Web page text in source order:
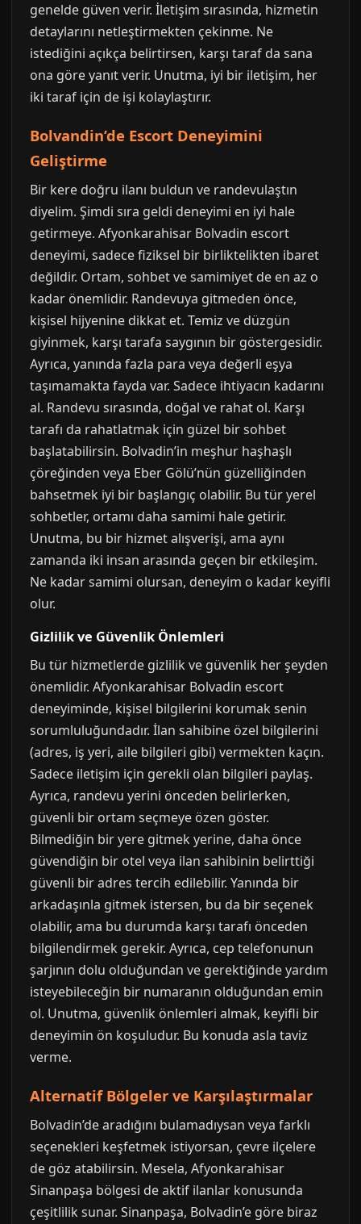
genelde güven verir. İletişim sırasında, hizmetin
detaylarını netleştirmekten çekinme. Ne
istediğini açıkça belirtirsen, karşı taraf da sana
ona göre yanıt verir. Unutma, iyi bir iletişim, her
iki taraf için de işi kolaylaştırır.
Bolvandin’de Escort Deneyimini
Geliştirme
Bir kere doğru ilanı buldun ve randevulaştın
diyelim. Şimdi sıra geldi deneyimi en iyi hale
getirmeye. Afyonkarahisar Bolvadin escort
deneyimi, sadece fiziksel bir birliktelikten ibaret
değildir. Ortam, sohbet ve samimiyet de en az o
kadar önemlidir. Randevuya gitmeden önce,
kişisel hijyenine dikkat et. Temiz ve düzgün
giyinmek, karşı tarafa saygının bir göstergesidir.
Ayrıca, yanında fazla para veya değerli eşya
taşımamakta fayda var. Sadece ihtiyacın kadarını
al. Randevu sırasında, doğal ve rahat ol. Karşı
tarafı da rahatlatmak için güzel bir sohbet
başlatabilirsin. Bolvadin’in meşhur haşhaşlı
çöreğinden veya Eber Gölü’nün güzelliğinden
bahsetmek iyi bir başlangıç olabilir. Bu tür yerel
sohbetler, ortamı daha samimi hale getirir.
Unutma, bu bir hizmet alışverişi, ama aynı
zamanda iki insan arasında geçen bir etkileşim.
Ne kadar samimi olursan, deneyim o kadar keyifli
olur.
Gizlilik ve Güvenlik Önlemleri
Bu tür hizmetlerde gizlilik ve güvenlik her şeyden
önemlidir. Afyonkarahisar Bolvadin escort
deneyiminde, kişisel bilgilerini korumak senin
sorumluluğundadır. İlan sahibine özel bilgilerini
(adres, iş yeri, aile bilgileri gibi) vermekten kaçın.
Sadece iletişim için gerekli olan bilgileri paylaş.
Ayrıca, randevu yerini önceden belirlerken,
güvenli bir ortam seçmeye özen göster.
Bilmediğin bir yere gitmek yerine, daha önce
güvendiğin bir otel veya ilan sahibinin belirttiği
güvenli bir adres tercih edilebilir. Yanında bir
arkadaşınla gitmek istersen, bu da bir seçenek
olabilir, ama bu durumda karşı tarafı önceden
bilgilendirmek gerekir. Ayrıca, cep telefonunun
şarjının dolu olduğundan ve gerektiğinde yardım
isteyebileceğin bir numaranın olduğundan emin
ol. Unutma, güvenlik önlemleri almak, keyifli bir
deneyimin ön koşuludur. Bu konuda asla taviz
verme.
Alternatif Bölgeler ve Karşılaştırmalar
Bolvadin’de aradığını bulamadıysan veya farklı
seçenekleri keşfetmek istiyorsan, çevre ilçelere
de göz atabilirsin. Mesela, Afyonkarahisar
Sinanpaşa bölgesi de aktif ilanlar konusunda
çeşitlilik sunar. Sinanpaşa, Bolvadin’e göre biraz